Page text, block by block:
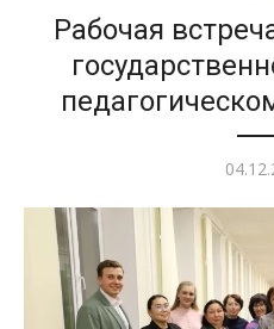
Рабочая